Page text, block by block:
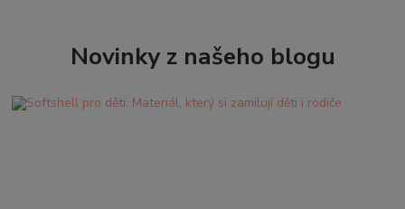
Novinky z našeho blogu